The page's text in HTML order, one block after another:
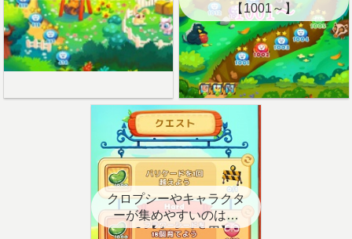
【1001～】
クロプシーやキャラクタ
ーが集めやすいのはど
こ？【クエスト用】